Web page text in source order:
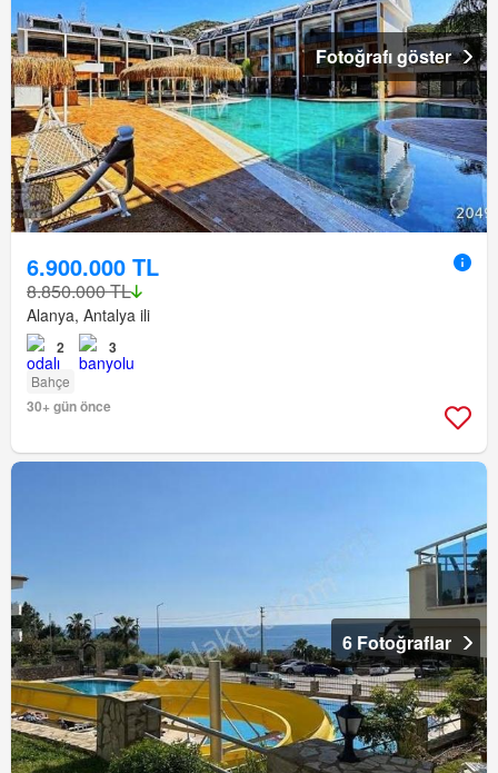
Fotoğrafı göster
6.900.000 TL
8.850.000 TL
Alanya, Antalya ili
2 3
Bahçe
30+ gün önce
6 Fotoğraflar